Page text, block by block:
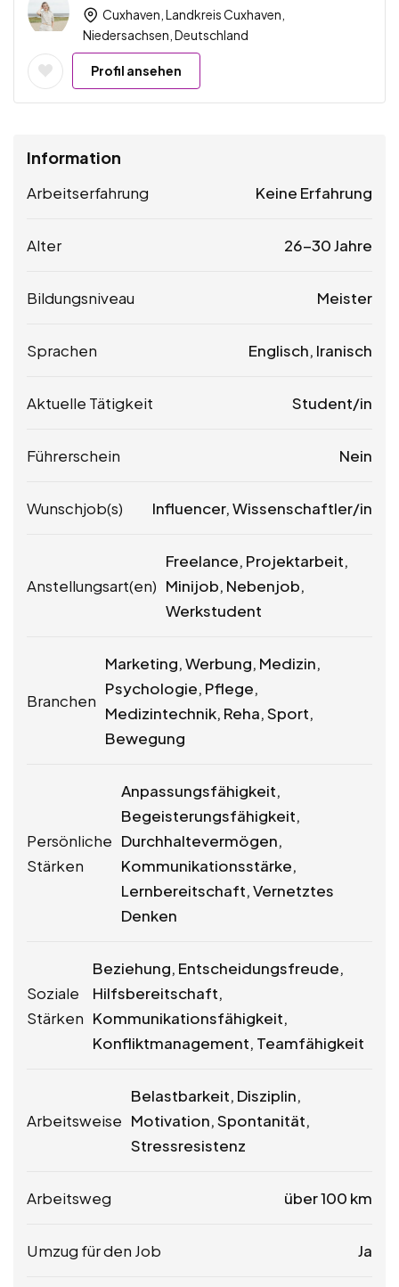
Cuxhaven, Landkreis Cuxhaven,
Niedersachsen, Deutschland
Profil ansehen
Information
Arbeitserfahrung Keine Erfahrung
Alter 26-30 Jahre
Bildungsniveau Meister
Sprachen Englisch, Iranisch
Aktuelle Tätigkeit Student/in
Führerschein Nein
Wunschjob(s) Influencer, Wissenschaftler/in
Anstellungsart(en)
Freelance, Projektarbeit,
Minijob, Nebenjob,
Werkstudent
Branchen
Marketing, Werbung, Medizin,
Psychologie, Pflege,
Medizintechnik, Reha, Sport,
Bewegung
Persönliche
Stärken
Anpassungsfähigkeit,
Begeisterungsfähigkeit,
Durchhaltevermögen,
Kommunikationsstärke,
Lernbereitschaft, Vernetztes
Denken
Soziale
Stärken
Beziehung, Entscheidungsfreude,
Hilfsbereitschaft,
Kommunikationsfähigkeit,
Konfliktmanagement, Teamfähigkeit
Arbeitsweise
Belastbarkeit, Disziplin,
Motivation, Spontanität,
Stressresistenz
Arbeitsweg über 100 km
Umzug für den Job Ja